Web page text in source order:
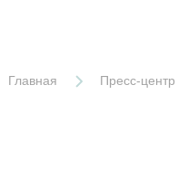
Главная Пресс-центр